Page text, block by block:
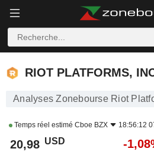
RIOT PLATFORMS, INC.
RIOT PLATFORMS,
Analyses Zonebourse Riot
Temps réel estimé Cboe BZX 18:56:12
20,98 USD -